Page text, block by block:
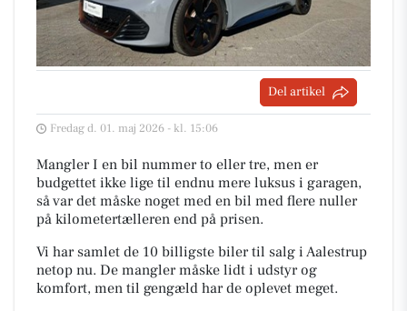
Del artikel
Fredag d. 01. maj 2026 - kl. 15:06
Mangler I en bil nummer to eller tre, men er
budgettet ikke lige til endnu mere luksus i garagen,
så var det måske noget med en bil med flere nuller
på kilometertælleren end på prisen.
Vi har samlet de 10 billigste biler til salg i Aalestrup
netop nu. De mangler måske lidt i udstyr og
komfort, men til gengæld har de oplevet meget.